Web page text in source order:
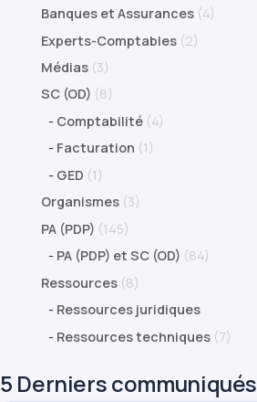
Banques et Assurances (4)
Experts-Comptables (2)
Médias (3)
SC (OD) (8)
- Comptabilité (4)
- Facturation (1)
- GED (1)
Organismes (3)
PA (PDP) (145)
- PA (PDP) et SC (OD) (84)
Ressources (8)
- Ressources juridiques
- Ressources techniques (7)
5 Derniers communiqués